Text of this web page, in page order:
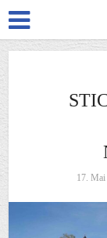
17. Mai